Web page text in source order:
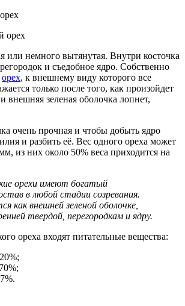
орех
или немного вытянутая. Внутри косточка
и съедобное ядро. Собственно
орех, к внешнему виду которого все
только после того, как произойдет
внешняя зеленая оболочка лопнет,
очень прочная и чтобы добыть ядро
и разбить её. Вес одного ореха может
из них около 50% веса приходится на
орехи имеют богатый
в любой стадии созревания.
как внешней зеленой оболочке,
твердой, перегородкам и ядру.
ореха входят питательные вещества: